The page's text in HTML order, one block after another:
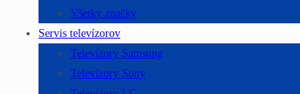
Všetky značky
Servis televízorov
Televízory Samsung
Televízory Sony